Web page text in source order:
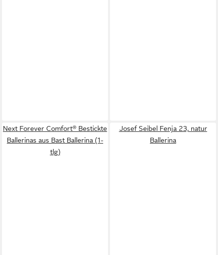
Next Forever Comfort® Bestickte
Ballerinas aus Bast Ballerina (1-
tlg)
Josef Seibel Fenja 23, natur
Ballerina